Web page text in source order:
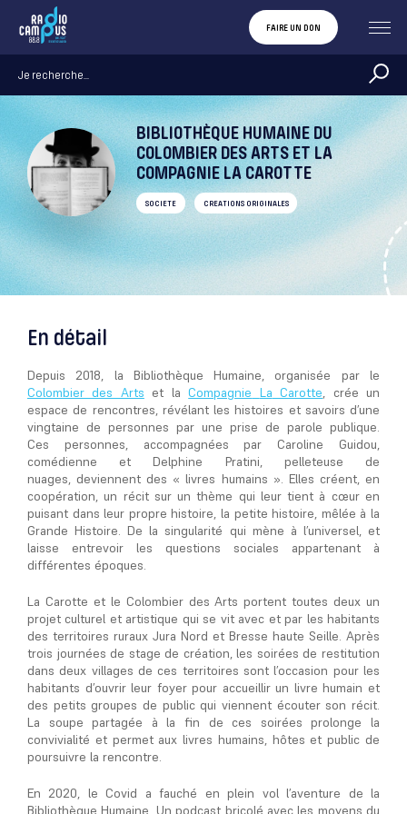
FAIRE UN DON
BIBLIOTHÈQUE HUMAINE DU
COLOMBIER DES ARTS ET LA
COMPAGNIE LA CAROTTE
SOCIETE CREATIONS ORIGINALES
En détail
Depuis 2018, la Bibliothèque Humaine, organisée par le
Colombier des Arts et laCompagnie La Carotte
crée un
espace de rencontres, révélant les histoires et savoirs d’une
vingtaine de personnes par une prise de parole publique.
Ces personnes, accompagnées par Caroline Guidou,
comédienne et Delphine Pratini, pelleteuse de
nuages, deviennent des « livres humains ». Elles créent, en
coopération, un récit sur un thème qui leur tient à cœur en
puisant dans leur propre histoire, la petite histoire, mêlée à la
Grande Histoire. De la singularité qui mène à l’universel, et
laisse entrevoir les questions sociales appartenant à
différentes époques.
La Carotte et le Colombier des Arts portent toutes deux un
projet culturel et artistique qui se vit avec et par les habitants
des territoires ruraux Jura Nord et Bresse haute Seille. Après
trois journées de stage de création, les soirées de restitution
dans deux villages de ces territoires sont l’occasion pour les
habitants d’ouvrir leur foyer pour accueillir un livre humain et
des petits groupes de public qui viennent écouter son récit.
La soupe partagée à la fin de ces soirées prolonge la
convivialité et permet aux livres humains, hôtes et public de
poursuivre la rencontre.
En 2020, le Covid a fauché en plein vol l’aventure de la
Bibliothèque Humaine. Un podcast bricolé avec les moyens du